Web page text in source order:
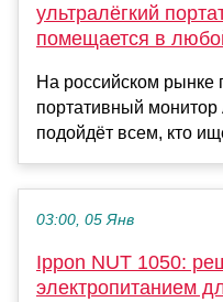
ультралёгкий
помещается в
На российском рынке
портативный
подойдёт всем, кто
03:00, 05 Янв
Ippon NUT 1050:
электропитанием